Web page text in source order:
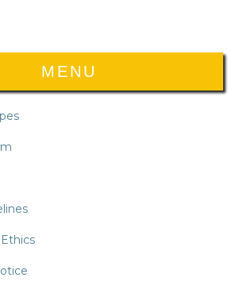
MENU